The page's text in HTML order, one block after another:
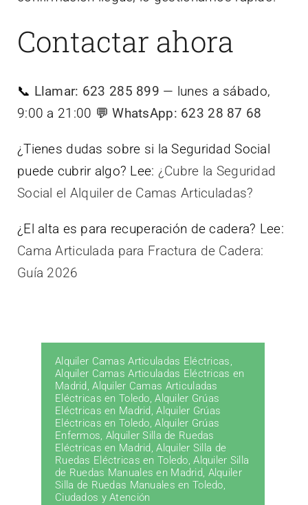
Alquiler Camas Articuladas Eléctricas,
Alquiler Camas Articuladas Eléctricas en
Madrid,Alquiler Camas Articuladas
Eléctricas en Toledo,Alquiler Grúas
Eléctricas en Madrid,Alquiler Grúas
Eléctricas en Toledo,Alquiler Grúas
Enfermos, Alquiler Silla de Ruedas
Eléctricas en Madrid,Alquiler Silla de
Ruedas Eléctricas en Toledo,Alquiler Silla
de Ruedas Manuales en Madrid, Alquiler
Silla de Ruedas Manuales en Toledo,
Ciudados y Atención
Contactar ahora
📞 Llamar: 623 285 899 — lunes a sábado,
9:00 a 21:00 💬WhatsApp: 623 28 87 68
¿Tienes dudas sobre si la Seguridad Social
puede cubrir algo? Lee: ¿Cubre la Seguridad
Social el Alquiler de Camas Articuladas?
¿El alta es para recuperación de cadera? Lee:
Cama Articulada para Fractura de Cadera:
Guía 2026